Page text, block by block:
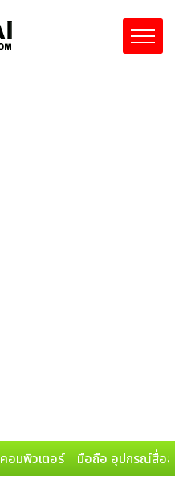
คอมพิวเตอร์ มือถือ อุปกรณ์สื่อส